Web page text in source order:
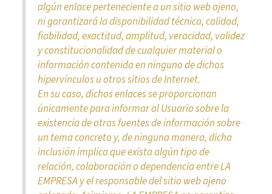
algún enlace perteneciente a un sitio web ajeno,
ni garantizará la disponibilidad técnica, calidad,
fiabilidad, exactitud, amplitud, veracidad, validez
y constitucionalidad de cualquier material o
información contenida en ninguno de dichos
hipervínculos u otros sitios de Internet.
En su caso, dichos enlaces se proporcionan
únicamente para informar al Usuario sobre la
existencia de otras fuentes de información sobre
un tema concreto y, de ninguna manera, dicha
inclusión implica que exista algún tipo de
relación, colaboración o dependencia entre LA
EMPRESA y el responsable del sitio web ajeno